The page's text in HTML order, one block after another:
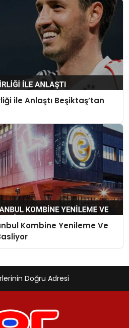
ile Anlaştı Beşiktaş’tan
Kombine Yenileme Ve
Doğru Adresi